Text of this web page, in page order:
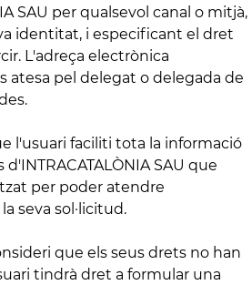
SAU per qualsevol canal o mitjà,
identitat, i especificant el dret
L'adreça electrònica
atesa pel delegat o delegada de
l'usuari faciliti tota la informació
d'INTRACATALÒNIA SAU que
per poder atendre
seva sol·licitud.
que els seus drets no han
tindrà dret a formular una